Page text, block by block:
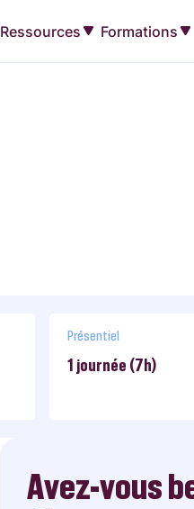
Ressources Formations
Présentiel
1 journée (7h)
Avez-vous